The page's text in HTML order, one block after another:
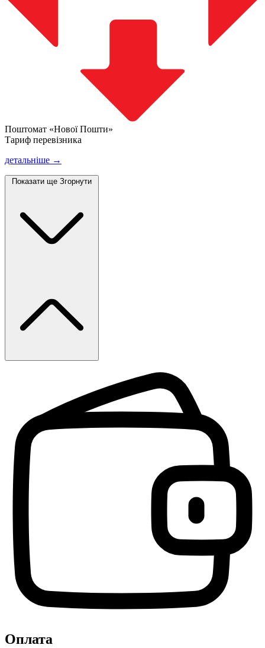
Поштомат «Нової Пошти»
Тариф перевізника
детальніше →
Показати ще Згорнути
Оплата